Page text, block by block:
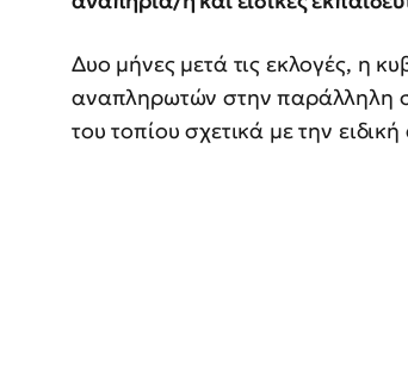
Δυο μήνες μετά τις εκλογές, η
αναπληρωτών στην παράλληλη
του τοπίου σχετικά με την